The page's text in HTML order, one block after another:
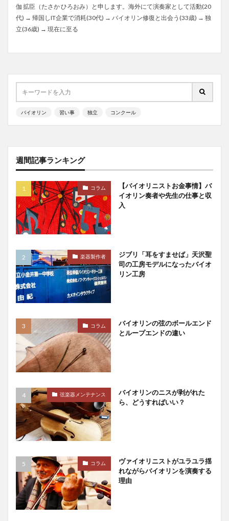
伽 拡臣（たさか ひろおみ）と申します。海外にて演奏家として活動(20
代) → 帰国しIT企業で消耗(30代) → バイオリン修復と出会う(33歳) → 独
立(36歳) → 現在に至る
バイオリン 習い事 独立 コンクール
週間記事ランキング
コラム
【バイオリニストお金事情】バ
イオリン奏者や先生の仕事と収
入
楽器製作者
ジブリ「耳をすませば」天沢聖
司の工房モデルになったバイオ
リン工房
コラム
バイオリンの弦のボールエンド
とループエンドの違い
弦楽器メンテナンス
バイオリンのニスが剥がれた
ら、どうすればいい？
コラム
ヴァイオリニストがユラユラ揺
れながらバイオリンを演奏する
理由